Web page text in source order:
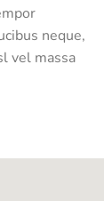
neque,
vel massa